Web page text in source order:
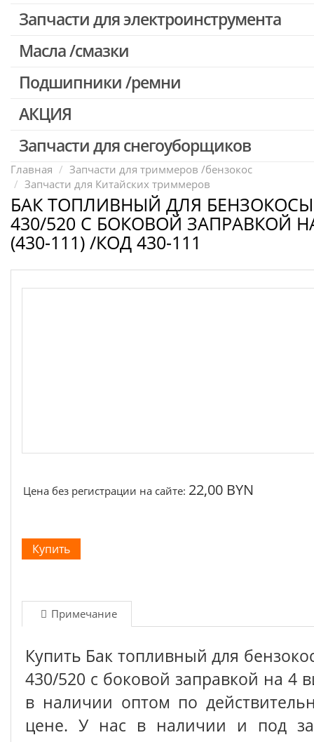
Запчасти для электроинструмента
Двигатели, редукторы для шуруповертов
Выключатели, переключатели
Запчасти для перфораторов и отбойных молотков
Запчасти для УШМ (болгарок)
Запчасти для электроинструмента другие
Конденсаторы
Якоря, статоры
Аккумуляторы, зарядные устройства
Щётки, щёточные узлы
Масла /смазки
Подшипники /ремни
АКЦИЯ
Скидка 50%
Запчасти для снегоуборщиков
Главная
Запчасти для триммеров /бензокос
Запчасти для Китайских триммеров
БАК ТОПЛИВНЫЙ ДЛЯ
430/520 С БОКОВОЙ ЗАПРАВКОЙ
(430-111) /КОД 430-111
Цена без регистрации на сайте: 22,00 BYN
Примечание
Купить Бак топливный для
430/520 с боковой заправкой на 4
в наличии оптом по
цене. У нас в наличии и под